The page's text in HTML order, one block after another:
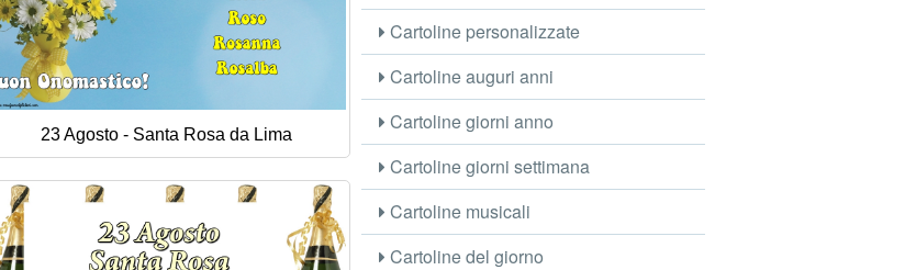
23 Agosto - Santa Rosa da Lima
Cartoline personalizzate
Cartoline auguri anni
Cartoline giorni anno
Cartoline giorni settimana
Cartoline musicali
Cartoline del giorno